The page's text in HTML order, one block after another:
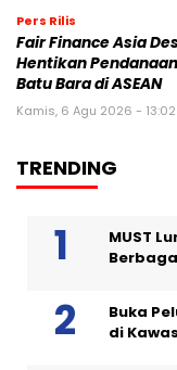
Pers Rilis
Fair Finance Asia
Hentikan
Batu Bara di ASEAN
Kamis, 6 Agu 2026 - 13:02
TRENDING
MUST
Buka
di